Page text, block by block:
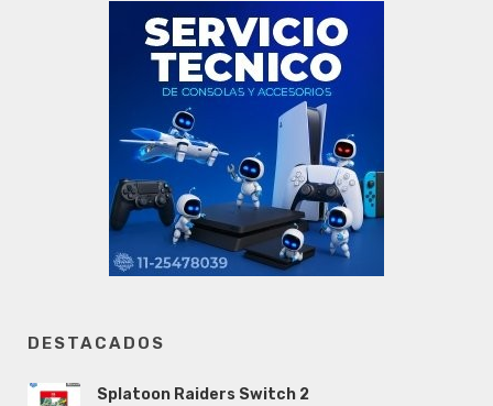
DESTACADOS
Splatoon Raiders Switch 2